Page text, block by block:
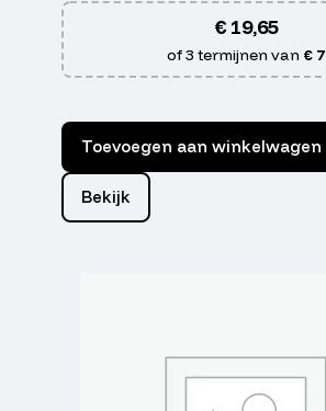
€19,65
of 3 termijnen van € 7
Toevoegen aan winkelwagen
Bekijk